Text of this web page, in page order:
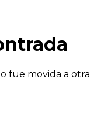
fue movida a otra